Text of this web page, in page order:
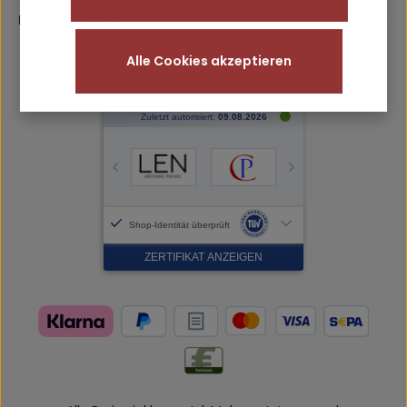
Informationen
Alle Cookies akzeptieren